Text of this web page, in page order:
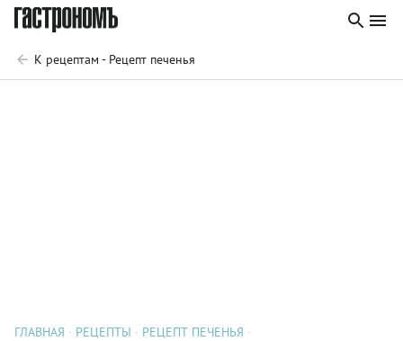
К рецептам - Рецепт печенья
ГЛАВНАЯ РЕЦЕПТЫ
РЕЦЕПТ ПЕЧЕНЬЯ